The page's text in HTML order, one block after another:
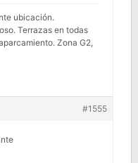
ubicación.
Terrazas en todas
Zona G2,
#1555